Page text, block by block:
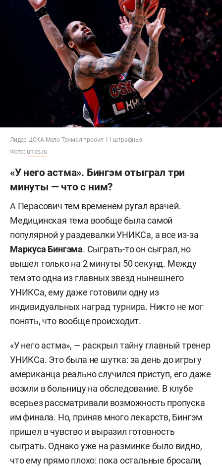
Лидер ЦСКА Мело Тримбл пробил 11 штрафных
Фото: unics.ru
«У него астма». Бингэм отыграл три
минуты — что с ним?
А Перасович тем временем ругал врачей.
Медицинская тема вообще была самой
популярной у раздевалки УНИКСа, а все из-за
Маркуса Бингэма. Сыграть-то он сыграл, но
вышел только на 2 минуты 50 секунд. Между
тем это одна из главных звезд нынешнего
УНИКСа, ему даже готовили одну из
индивидуальных наград турнира. Никто не мог
понять, что вообще происходит.
«У него астма», — раскрыл тайну главный тренер
УНИКСа. Это была не шутка: за день до игры у
американца реально случился приступ, его даже
возили в больницу на обследование. В клубе
всерьез рассматривали возможность пропуска
им финала. Но, приняв много лекарств, Бингэм
пришел в чувство и выразил готовность
сыграть. Однако уже на разминке было видно,
что ему прямо плохо: пока остальные бросали,